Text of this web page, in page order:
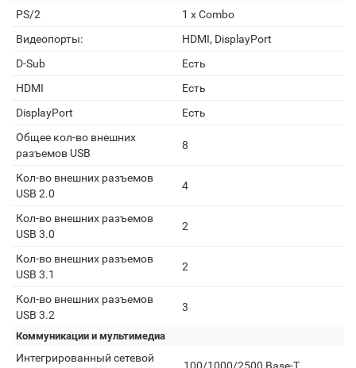
PS/2
1 x Combo
Видеопорты:
HDMI, DisplayPort
D-Sub
Есть
HDMI
Есть
DisplayPort
Есть
Общее кол-во внешних
разъемов USB
8
Кол-во внешних разъемов
USB 2.0
4
Кол-во внешних разъемов
USB 3.0
2
Кол-во внешних разъемов
USB 3.1
2
Кол-во внешних разъемов
USB 3.2
3
Коммуникации и мультимедиа
Интегрированный сетевой